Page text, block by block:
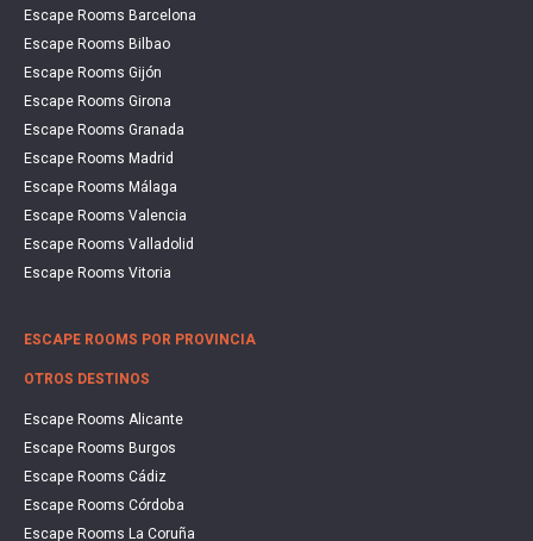
Escape Rooms Barcelona
Escape Rooms Bilbao
Escape Rooms Gijón
Escape Rooms Girona
Escape Rooms Granada
Escape Rooms Madrid
Escape Rooms Málaga
Escape Rooms Valencia
Escape Rooms Valladolid
Escape Rooms Vitoria
ESCAPE ROOMS POR PROVINCIA
OTROS DESTINOS
Escape Rooms Alicante
Escape Rooms Burgos
Escape Rooms Cádiz
Escape Rooms Córdoba
Escape Rooms La Coruña